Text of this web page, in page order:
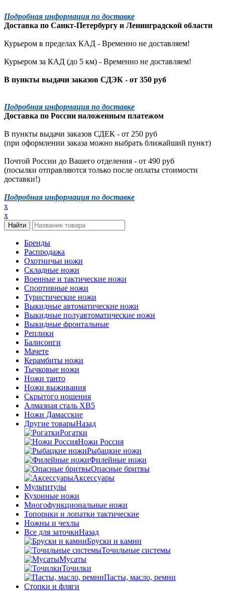
Подробная информация по доставке
Доставка по Санкт-Петербургу и Ленинградской области
Курьером в пределах КАД - Временно не доставляем!
Курьером за КАД (до 5 км) - Временно не доставляем!
В пункты выдачи заказов СДЭК - от 350 руб
Подробная информация по доставке
Доставка по России наложенным платежом
В пункты выдачи заказов СДЕК - от 250 руб
(при оформлении заказа можно выбрать ближайший пункт)
Почтой России до Вашего отделения - от 490 руб
(посылки отправляются только после оплаты стоимости
доставки!)
Подробная информация по доставке
x
x
Бренды
Распродажа
Охотничьи ножи
Складные ножи
Военные и тактические ножи
Спортивные ножи
Туристические ножи
Выкидные автоматические ножи
Выкидные полуавтоматические ножи
Выкидные фронтальные
Реплики
Балисонги
Мачете
Керамбиты ножи
Тычковые ножи
Ножи танто
Ножи выживания
Скрытого ношения
Алмазная сталь ХВ5
Ножи Дамасские
Другие товарыНазад
Рогатки
Ножи Россия
Рыбацкие ножи
Филейные ножи
Опасные бритвы
Аксессуары
Мультитулы
Кухонные ножи
Многофункциональные ножи
Топорики и лопатки тактические
Ножны и чехлы
Все для заточкиНазад
Бруски и камни
Точильные системы
Мусаты
Точилки
Пасты, масло, ремни
Стопки и фляги